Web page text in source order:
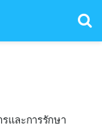
รและการรักษา